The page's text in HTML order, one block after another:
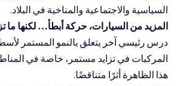
السياسية والاجتماعية والمناخية في البلاد.
المزيد من السيارات، حركة أبطأ… لكنها ما
درس رئيسي آخر يتعلق بالنمو المستمر
المركبات في تزايد مستمر، خاصة في
هذا الظاهرة أثرًا متناقضًا.